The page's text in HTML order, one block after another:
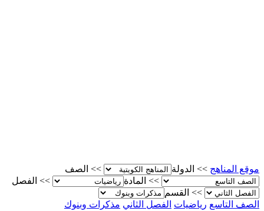
موقع المناهج >> الدولة >>
الصف
>>
المادة >>
الفصل
>>
القسم
الصف التاسع رياضيات الفصل الثاني مذكرات وبنوك